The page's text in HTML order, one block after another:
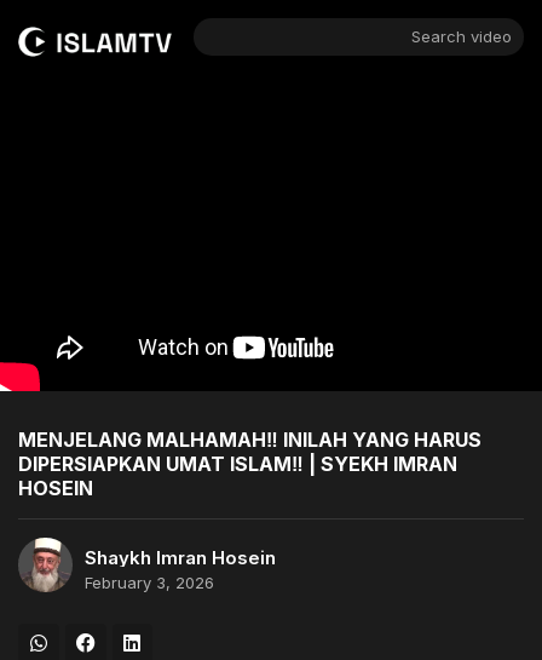
Search video
MENJELANG MALHAMAH‼️ INILAH YANG HARUS
DIPERSIAPKAN UMAT ISLAM‼️ | SYEKH IMRAN
HOSEIN
Shaykh Imran Hosein
February 3, 2026